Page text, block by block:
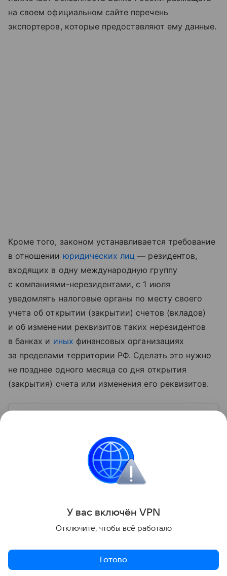
на своем официальном сайте перечень
экспортеров, которые предоставляют ему данные.
Кроме того, законом устанавливается требование
в отношении юридических лиц — резидентов,
входящих в одну международную группу
с компаниями-нерезидентами, с 1 июля
уведомлять налоговые органы по месту своего
учета об открытии (закрытии) счетов (вкладов)
и об изменении реквизитов таких нерезидентов
в банках и иных финансовых организациях
за пределами территории РФ. Сделать это нужно
не позднее одного месяца со дня открытия
(закрытия) счета или изменения его реквизитов.
предпринимателю
В статье разбираемся, что представляет собой
выручка и как ее рассчитать.
Поделиться
У вас включён VPN
Отключите, чтобы всё работало
Готово